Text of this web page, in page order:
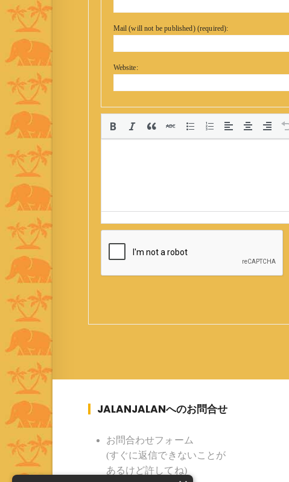
Mail (will not be published) (required):
Website:
JALANJALANへのお問合せ
お問合わせフォーム
(すぐに返信できないことが
あるけど許してね)